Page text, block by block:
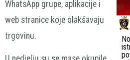
WhatsApp grupe, aplikacije i
web stranice koje olakšavaju
trgovinu.